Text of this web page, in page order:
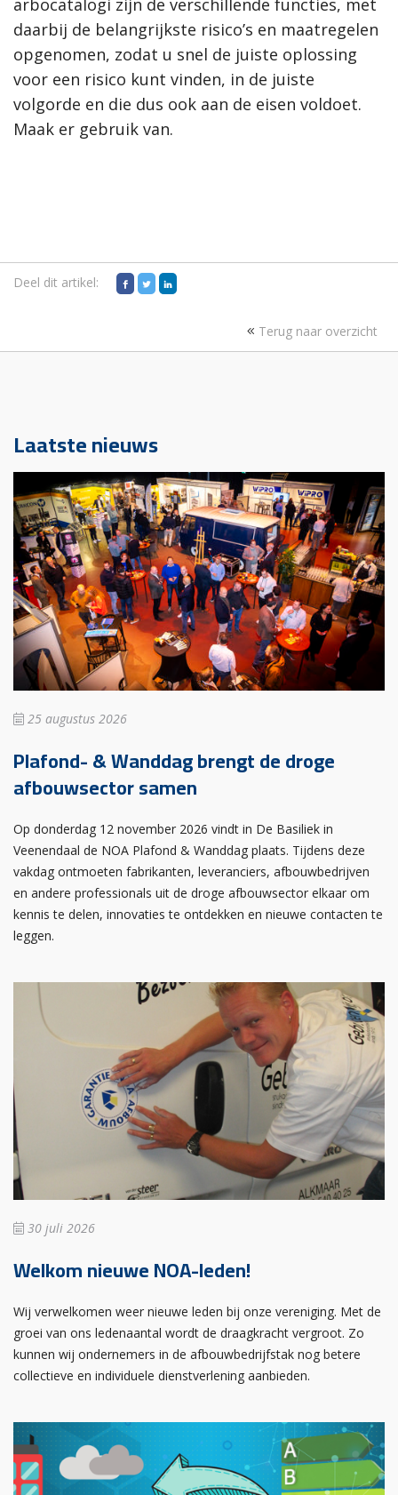
daarbij de belangrijkste risico’s en maatregelen
opgenomen, zodat u snel de juiste oplossing
voor een risico kunt vinden, in de juiste
volgorde en die dus ook aan de eisen voldoet.
Maak er gebruik van.
Deel dit artikel:
Terug naar overzicht
Laatste nieuws
25 augustus 2026
Plafond- & Wanddag brengt de droge
afbouwsector samen
Op donderdag 12 november 2026 vindt in De Basiliek in
Veenendaal de NOA Plafond & Wanddag plaats. Tijdens deze
vakdag ontmoeten fabrikanten, leveranciers, afbouwbedrijven
en andere professionals uit de droge afbouwsector elkaar om
kennis te delen, innovaties te ontdekken en nieuwe contacten te
leggen.
30 juli 2026
Welkom nieuwe NOA-leden!
Wij verwelkomen weer nieuwe leden bij onze vereniging. Met de
groei van ons ledenaantal wordt de draagkracht vergroot. Zo
kunnen wij ondernemers in de afbouwbedrijfstak nog betere
collectieve en individuele dienstverlening aanbieden.